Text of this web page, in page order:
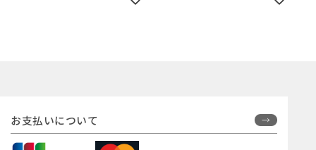
お支払いについて